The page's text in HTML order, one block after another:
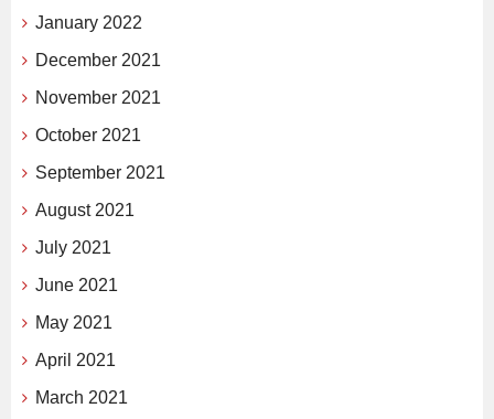
January 2022
December 2021
November 2021
October 2021
September 2021
August 2021
July 2021
June 2021
May 2021
April 2021
March 2021